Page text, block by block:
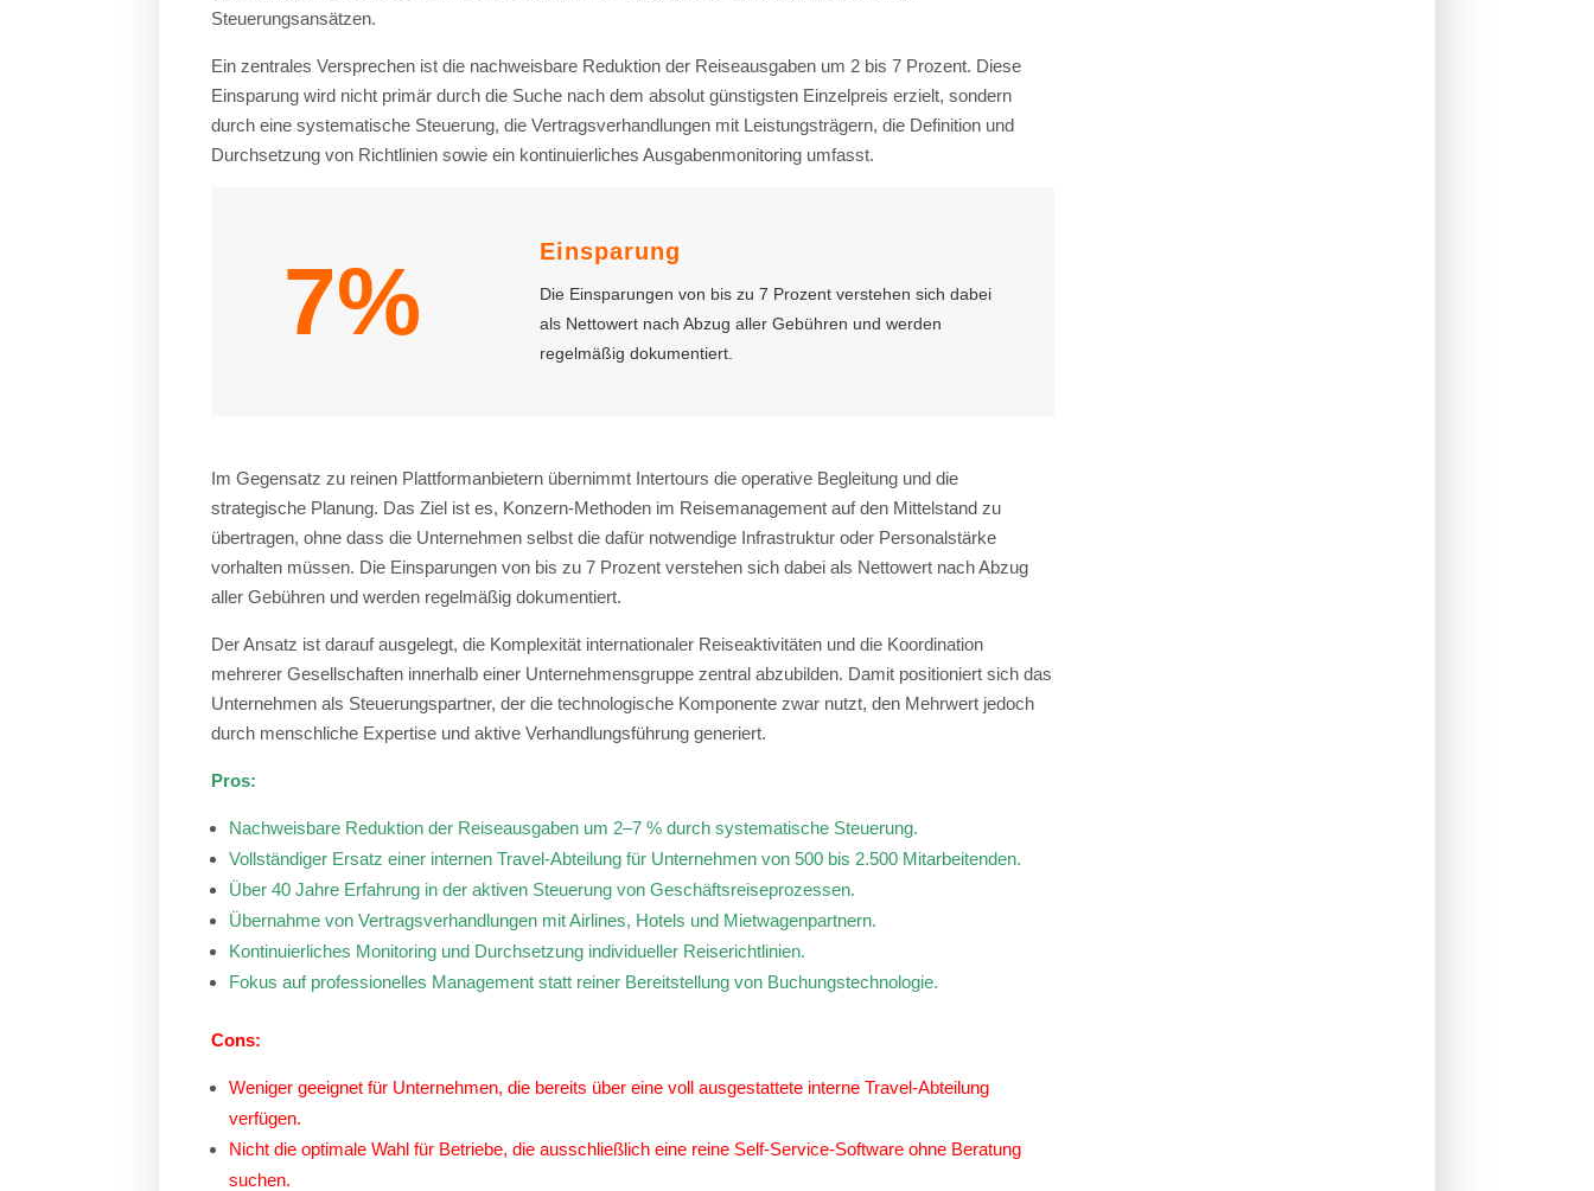
Steuerungsansätzen.
Ein zentrales Versprechen ist die nachweisbare Reduktion der Reiseausgaben um 2 bis 7 Prozent. Diese
Einsparung wird nicht primär durch die Suche nach dem absolut günstigsten Einzelpreis erzielt, sondern
durch eine systematische Steuerung, die Vertragsverhandlungen mit Leistungsträgern, die Definition und
Durchsetzung von Richtlinien sowie ein kontinuierliches Ausgabenmonitoring umfasst.
7% Einsparung
Die Einsparungen von bis zu 7 Prozent verstehen sich dabei
als Nettowert nach Abzug aller Gebühren und werden
regelmäßig dokumentiert.
Im Gegensatz zu reinen Plattformanbietern übernimmt Intertours die operative Begleitung und die
strategische Planung. Das Ziel ist es, Konzern-Methoden im Reisemanagement auf den Mittelstand zu
übertragen, ohne dass die Unternehmen selbst die dafür notwendige Infrastruktur oder Personalstärke
vorhalten müssen. Die Einsparungen von bis zu 7 Prozent verstehen sich dabei als Nettowert nach Abzug
aller Gebühren und werden regelmäßig dokumentiert.
Der Ansatz ist darauf ausgelegt, die Komplexität internationaler Reiseaktivitäten und die Koordination
mehrerer Gesellschaften innerhalb einer Unternehmensgruppe zentral abzubilden. Damit positioniert sich das
Unternehmen als Steuerungspartner, der die technologische Komponente zwar nutzt, den Mehrwert jedoch
durch menschliche Expertise und aktive Verhandlungsführung generiert.
Pros:
Nachweisbare Reduktion der Reiseausgaben um 2–7 % durch systematische Steuerung.
Vollständiger Ersatz einer internen Travel-Abteilung für Unternehmen von 500 bis 2.500 Mitarbeitenden.
Über 40 Jahre Erfahrung in der aktiven Steuerung von Geschäftsreiseprozessen.
Übernahme von Vertragsverhandlungen mit Airlines, Hotels und Mietwagenpartnern.
Kontinuierliches Monitoring und Durchsetzung individueller Reiserichtlinien.
Fokus auf professionelles Management statt reiner Bereitstellung von Buchungstechnologie.
Cons:
Weniger geeignet für Unternehmen, die bereits über eine voll ausgestattete interne Travel-Abteilung
verfügen.
Nicht die optimale Wahl für Betriebe, die ausschließlich eine reine Self-Service-Software ohne Beratung
suchen.